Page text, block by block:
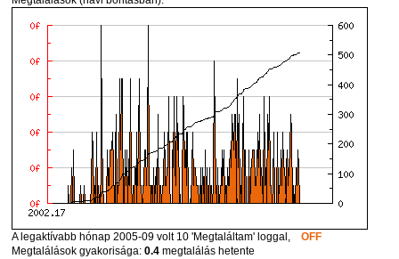
A legaktívabb hónap 2005-09 volt 10 'Megtaláltam' loggal,OFF
Megtalálások gyakorisága:0.4 megtalálás hetente